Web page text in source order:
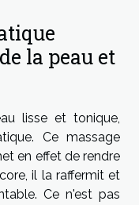
la peau et
lisse et tonique,
Ce massage
en effet de rendre
il la raffermit et
Ce n'est pas